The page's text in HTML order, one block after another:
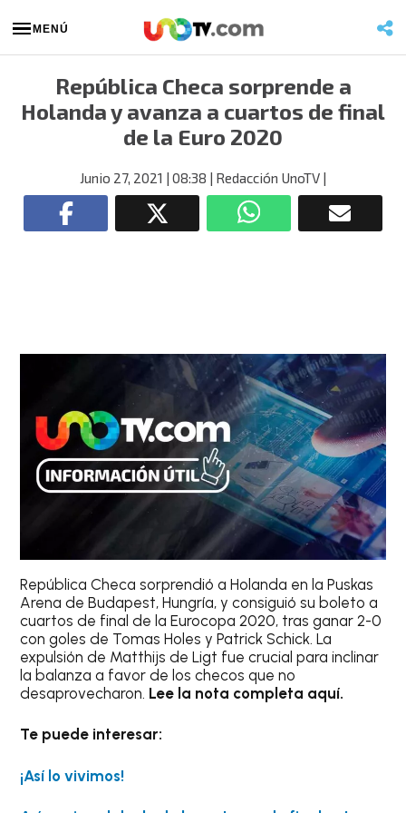
MENÚ
República Checa sorprende a
Holanda y avanza a cuartos de final
de la Euro 2020
Junio 27, 2021 | 08:38 | Redacción UnoTV |
República Checa sorprendió a Holanda en la Puskas
Arena de Budapest, Hungría, y consiguió su boleto a
cuartos de final de la Eurocopa 2020, tras ganar 2-0
con goles de Tomas Holes y Patrick Schick. La
expulsión de Matthijs de Ligt fue crucial para inclinar
la balanza a favor de los checos que no
desaprovecharon. Lee la nota completa aquí.
Te puede interesar:
¡Así lo vivimos!